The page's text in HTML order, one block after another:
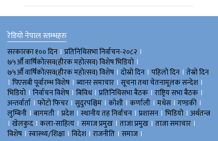
रेडियो नेपाल स्तम्भहरु
सरकारका १०० दिन । प्रतिनिधिसभा निर्वाचन-२०८२ ।
७५औँ वार्षिकोत्सव(हीरक महोत्सव) विशेष भिडियाे ।
७५औँ वार्षिकोत्सव(हीरक महोत्सव) विशेष । दोस्रो दिन । पहिलो दिन । तेस्रो दिन
। पिएसबी पूर्वारम्भ विशेष । ब्यानर समाचार । सूचना तथा चेतनामूलक सन्देश ।
भिडियाे । निर्वाचन विशेष । बिविध। प्रतिनिधिसभा बैठक । राष्ट्रिय सभा बैठक ।
अन्तर्वार्ता । फोटो फिचर । सुदुरपश्चिम । काेशी । कर्णाली । मधेस । गण्डकी ।
लुम्बिनी । बागमती । प्रदेश । स्थानीय तह निर्वाचन । प्रशासन । भिडियो । अर्थतन्त्र
। खेलकुद । कला-साहित्य । समाज प्रमुख । ताजा प्रमुख । ताजा समाचार ।
विशेष । स्वास्थ्य/शिक्षा । विदेश । राजनीति । समाज ।